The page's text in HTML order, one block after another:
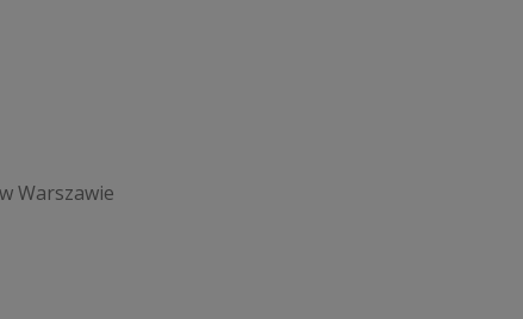
Warszawie